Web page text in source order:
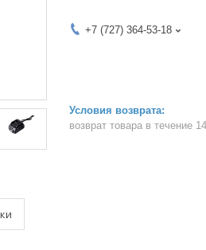
+7 (727) 364-53-18
возврат товара в течение